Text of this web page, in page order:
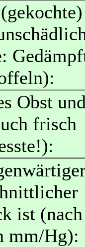
Obst
frisch
ist (nach
mm/Hg):